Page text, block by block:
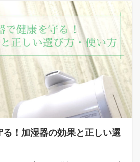
！加湿器の効果と正しい選